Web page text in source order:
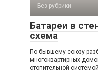
Без рубрики
Батареи в
схема
По бывшему союзу
многоквартирных
отопительной